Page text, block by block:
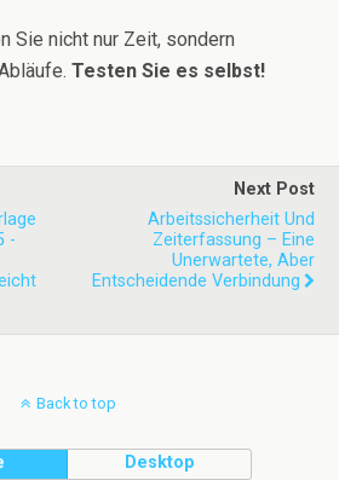
Sie nicht nur Zeit, sondern
Testen Sie es selbst!
-
Next Post
Arbeitssicherheit Und
Zeiterfassung – Eine
Unerwartete, Aber
Entscheidende Verbindung
Back to top
Desktop